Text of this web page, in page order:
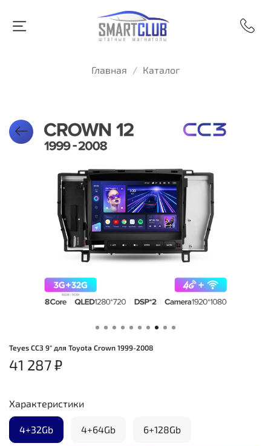
Главная Каталог
Teyes CC3 9" для Toyota Crown 1999-2008
41 287 ₽
Характеристики
4+32Gb 4+64Gb 6+128Gb